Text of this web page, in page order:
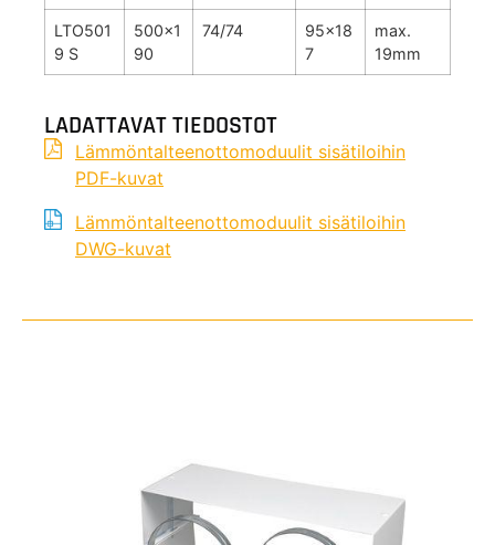
LTO501
9 S
500x1
90
74/74
95x18
7
max.
19mm
LADATTAVAT TIEDOSTOT
Lämmöntalteenottomoduulit sisätiloihin
PDF-kuvat
Lämmöntalteenottomoduulit sisätiloihin
DWG-kuvat